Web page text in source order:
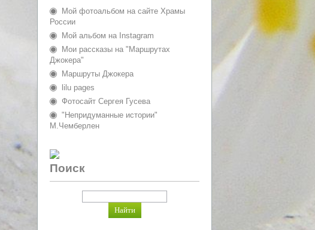
Мой фотоальбом на сайте Храмы
России
Мой альбом на Instagram
Мои рассказы на "Маршрутах
Джокера"
Маршруты Джокера
lilu pages
Фотосайт Сергея Гусева
"Непридуманные истории"
М.Чемберлен
Поиск